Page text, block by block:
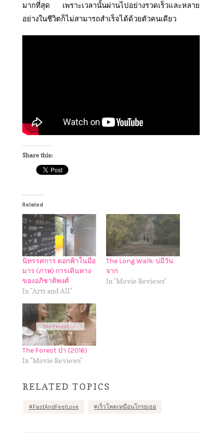
มากที่สุด เพราะเวลานั้นผ่านไปอย่างรวดเร็วและหลาย
อย่างในชีวิตก็ไม่สามารถสำเร็จได้ด้วยตัวคนเดียว
Share this:
Related
นิทรรศการ ดอกฟ้าในมือ
มาร (ภาพ) การเดินทาง
ของอภิชาติพงศ์
In "Arts and All"
The Long Walk: บ่มีวัน
จาก
In "Movie Reviews"
The Forest ป่า (2016)
In "Movie Reviews"
RELATED TOPICS
FastAndFeelLove เร็วโหดเหมือนโกรธเธอ